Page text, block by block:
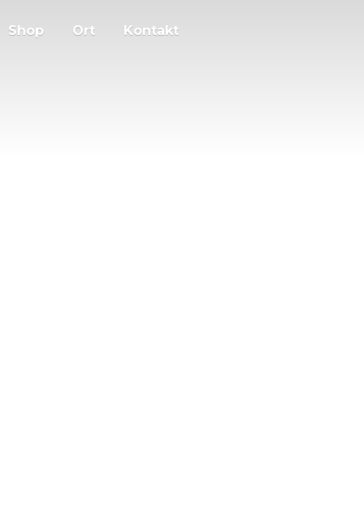
Shop Ort Kontakt